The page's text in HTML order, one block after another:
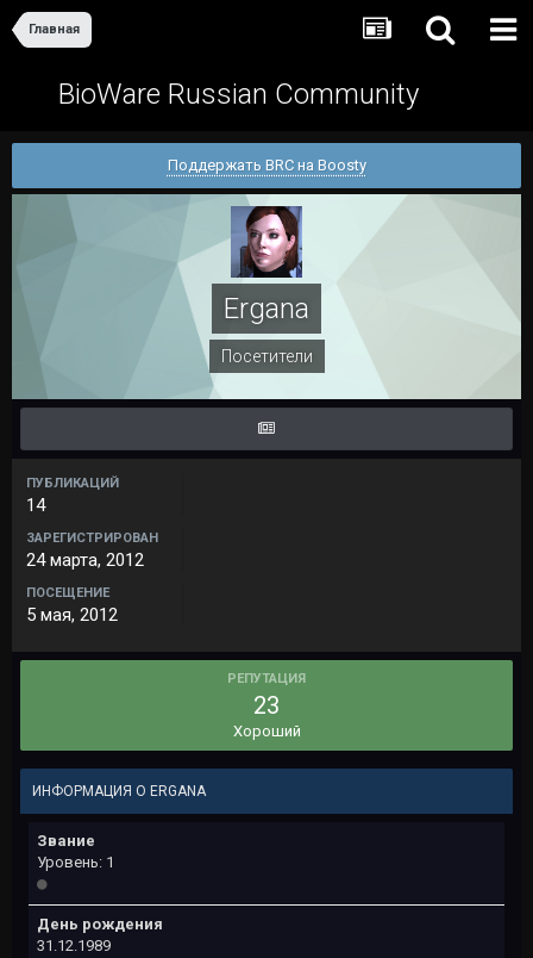
Главная
BioWare Russian Community
Поддержать BRC на Boosty
Ergana
Посетители
ПУБЛИКАЦИЙ
14
ЗАРЕГИСТРИРОВАН
24 марта, 2012
ПОСЕЩЕНИЕ
5 мая, 2012
РЕПУТАЦИЯ
23
Хороший
ИНФОРМАЦИЯ О ERGANA
Звание
Уровень: 1
День рождения
31.12.1989